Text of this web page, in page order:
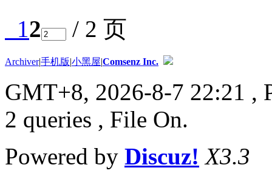
12 / 2 页
Archiver|手机版|小黑屋|Comsenz Inc.
GMT+8, 2026-8-7 22:21 ,
2 queries , File On.
Powered by Discuz! X3.3